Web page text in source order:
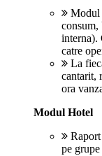
Modul
consum,
interna).
catre
La
cantarit,
ora
Modul Hotel
pe